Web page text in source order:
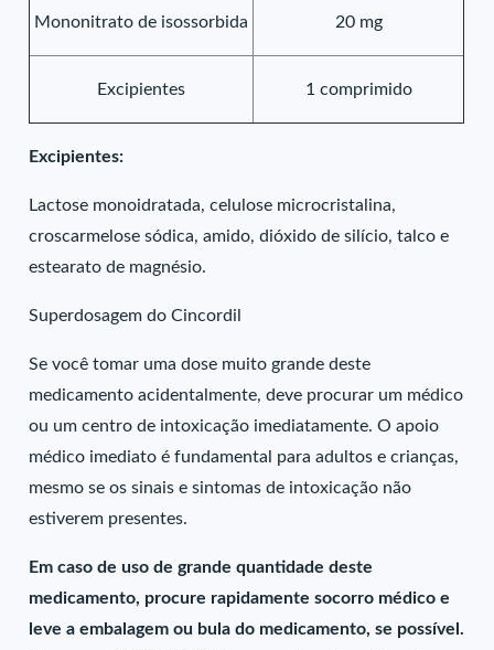
Mononitrato de isossorbida 20 mg
Excipientes 1 comprimido
Excipientes:
Lactose monoidratada, celulose microcristalina,
croscarmelose sódica, amido, dióxido de silício, talco e
estearato de magnésio.
Superdosagem do Cincordil
Se você tomar uma dose muito grande deste
medicamento acidentalmente, deve procurar um médico
ou um centro de intoxicação imediatamente. O apoio
médico imediato é fundamental para adultos e crianças,
mesmo se os sinais e sintomas de intoxicação não
estiverem presentes.
Em caso de uso de grande quantidade deste
medicamento, procure rapidamente socorro médico e
leve a embalagem ou bula do medicamento, se possível.